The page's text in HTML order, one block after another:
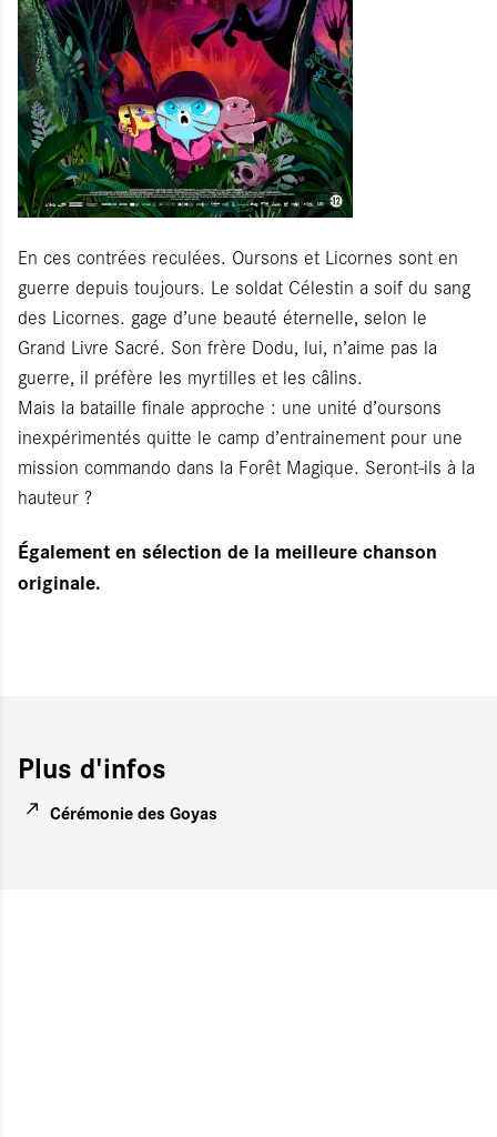
En ces contrées reculées. Oursons et Licornes sont en
guerre depuis toujours. Le soldat Célestin a soif du sang
des Licornes. gage d’une beauté éternelle, selon le
Grand Livre Sacré. Son frère Dodu, lui, n’aime pas la
guerre, il préfère les myrtilles et les câlins.
Mais la bataille finale approche : une unité d’oursons
inexpérimentés quitte le camp d’entrainement pour une
mission commando dans la Forêt Magique. Seront-ils à la
hauteur ?
Également en sélection de la meilleure chanson
originale.
Plus d'infos
Cérémonie des Goyas